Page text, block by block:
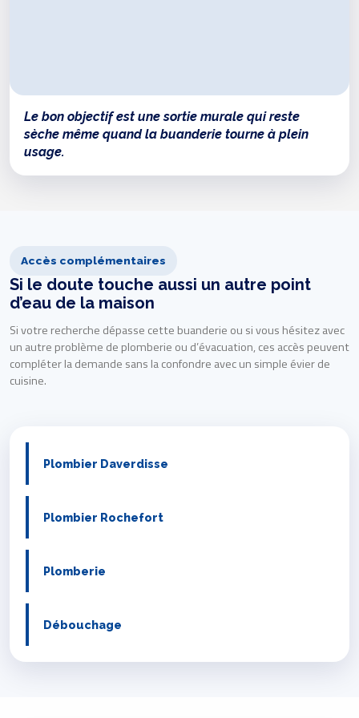
Le bon objectif est une sortie murale qui reste
sèche même quand la buanderie tourne à plein
usage.
Accès complémentaires
Si le doute touche aussi un autre point
d’eau de la maison
Si votre recherche dépasse cette buanderie ou si vous hésitez avec
un autre problème de plomberie ou d’évacuation, ces accès peuvent
compléter la demande sans la confondre avec un simple évier de
cuisine.
Plombier Daverdisse
Plombier Rochefort
Plomberie
Débouchage